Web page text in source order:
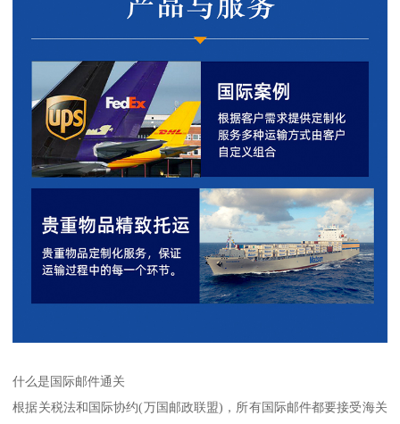
什么是国际邮件通关
根据关税法和国际协约(万国邮政联盟)，所有国际邮件都要接受海关